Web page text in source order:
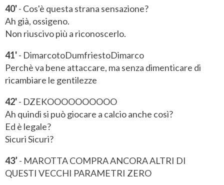
40'- Cos'è questa strana sensazione?
Ah già, ossigeno.
Non riuscivo più a riconoscerlo.
41'- DimarcotoDumfriestoDimarco
Perchè va bene attaccare, ma senza dimenticare di
ricambiare le gentilezze
42'- DZEKOOOOOOOOOO
Ah quindi si può giocare a calcio anche così?
Ed è legale?
Sicuri Sicuri?
43’- MAROTTA COMPRA ANCORA ALTRI DI
QUESTI VECCHI PARAMETRI ZERO